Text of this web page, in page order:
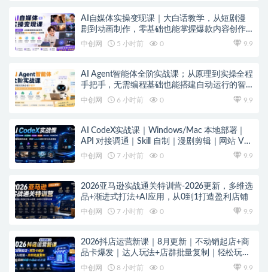
AI自媒体实操变现课｜大白话教学，从短剧漫
剧到动画制作，零基础也能掌握爆款内容创作
与变现全流程
中创网 5 小时前 0 9.9
AI Agent智能体全阶实战课；从原理到实操全程
手把手，无需编程基础也能搭建自动运行的智
能体
中创网 6 小时前 0 9.9
AI CodeX实战课｜Windows/Mac 本地部署｜
API 对接调通｜Skill 自制｜漫剧剪辑｜网站 VR
项目｜AI项目落地全教程
中创网 7 小时前 0 9.9
2026亚马逊实战通关特训营-2026更新，多维选
品+渐进式打法+AI应用，从0到1打造盈利店铺
中创网 7 小时前 0 9.9
2026抖店运营新课｜8月更新｜不动销起店+商
品卡爆发｜达人玩法+店群批量复制｜轻松玩转
抖音小店全域流量
中创网 8 小时前 0 9.9